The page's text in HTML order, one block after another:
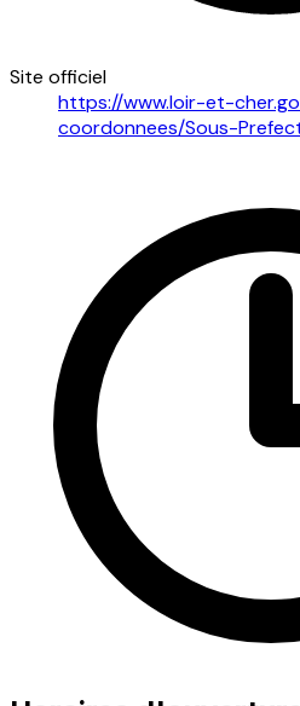
Site officiel
https://www.loir-et-
coordonnees/Sous-